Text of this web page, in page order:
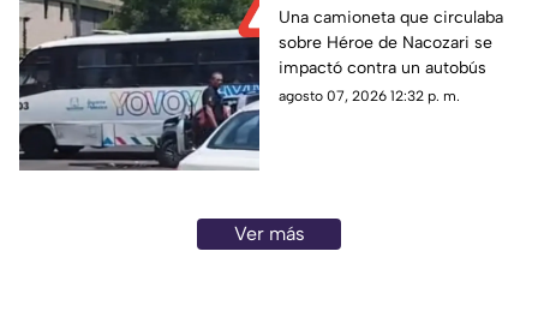
de Nacozari y Vasco de
Gama
Una camioneta que circulaba
sobre Héroe de Nacozari se
impactó contra un autobús
agosto 07, 2026 12:32 p. m.
Ver más